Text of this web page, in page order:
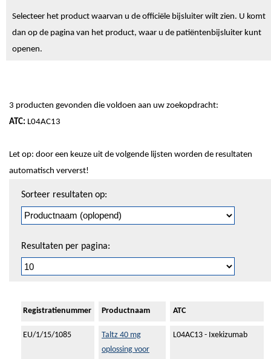
Selecteer het product waarvan u de officiële bijsluiter wilt zien. U komt
dan op de pagina van het product, waar u de patiëntenbijsluiter kunt
openen.
3 producten gevonden die voldoen aan uw zoekopdracht:
ATC: L04AC13
Let op: door een keuze uit de volgende lijsten worden de resultaten
automatisch ververst!
pagineren
Sorteer resultaten op:
Resultaten per pagina:
Registratienummer Productnaam ATC
EU/1/15/1085
Taltz 40 mg
oplossing voor
L04AC13 - Ixekizumab